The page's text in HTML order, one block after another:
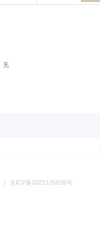
无
京ICP备2025105639号